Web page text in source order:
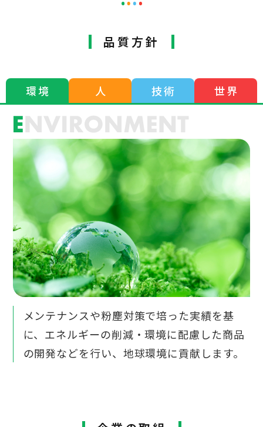
品質方針
環 境 人 技 術 世 界
メンテナンスや粉塵対策で培った実績を基
に、 エネルギーの削減・環境に配慮した商品
の開発などを行い、 地球環境に貢献します。